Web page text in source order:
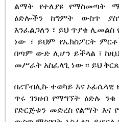
ልማት የተለያዩ የማስመጣት
ዕድሎችን ከግምት ውስጥ
እንፈልጋለን ፣ ይህ ጥያቄ
ነው ፣ ይህም የኤክስፖርት
በጣም ውድ ሊሆን ይችላል ፣
መሥራት አስፈላጊ ነው ፡፡ ይህ
በሪፐብሊኩ ተወካይ እና ኦፊሴላዊ
ጥሩ ገንዘብ የማግኘት ዕድሉ ንቁ
የድርጅቱን መድረስ የልማት እና